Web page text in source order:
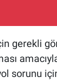
gerekli
sorunu